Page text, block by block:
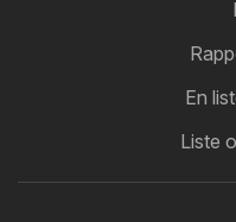
En
Liste